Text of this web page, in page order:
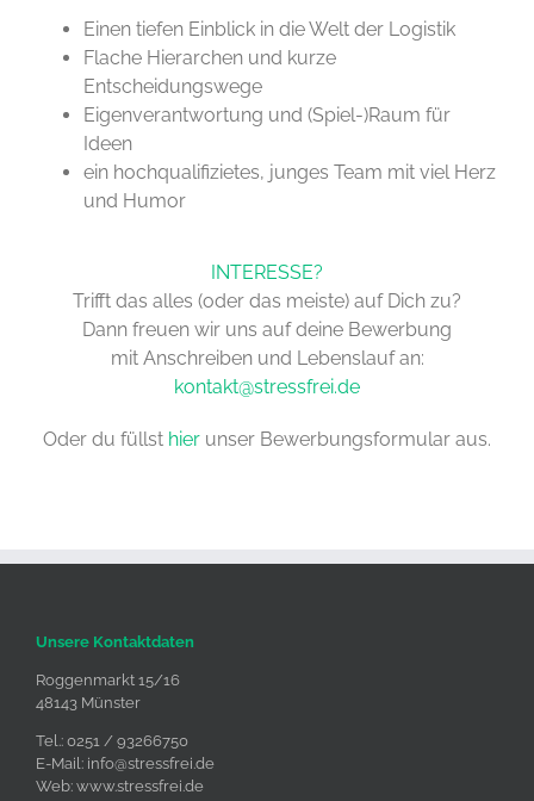
Einen tiefen Einblick in die Welt der Logistik
Flache Hierarchen und kurze
Entscheidungswege
Eigenverantwortung und (Spiel-)Raum für
Ideen
ein hochqualifizietes, junges Team mit viel Herz
und Humor
INTERESSE?
Trifft das alles (oder das meiste) auf Dich zu?
Dann freuen wir uns auf deine Bewerbung
mit Anschreiben und Lebenslauf an:
kontakt@stressfrei.de
Oder du füllst hier unser Bewerbungsformular aus.
Unsere Kontaktdaten
Roggenmarkt 15/16
48143 Münster
Tel.: 0251 / 93266750
E-Mail: info@stressfrei.de
Web: www.stressfrei.de